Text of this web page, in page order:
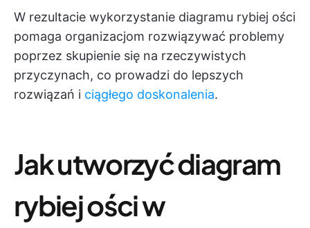
W rezultacie wykorzystanie diagramu rybiej ości
pomaga organizacjom rozwiązywać problemy
poprzez skupienie się na rzeczywistych
przyczynach, co prowadzi do lepszych
rozwiązań i ciągłego doskonalenia.
Jak utworzyć diagram
rybiej ości w